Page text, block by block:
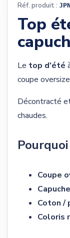
Réf. produit :
Top
Le top d'été
coupe
Décontracté
chaudes.
Coupe
Capuche
Coton /
Coloris